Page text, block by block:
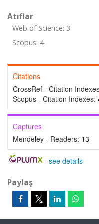
Atıflar
Web of Science: 3
Scopus: 4
Citations
CrossRef - Citation
Scopus - Citation Indexes:
Captures
Mendeley - Readers: 13
- see details
Paylaş